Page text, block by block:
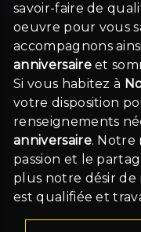
savoir-faire de
oeuvre pour vous
accompagnons
anniversaireet
Si vous habitez à
votre disposition
renseignements
anniversaire. Notre
passion et le
plus notre désir
est qualifiée et